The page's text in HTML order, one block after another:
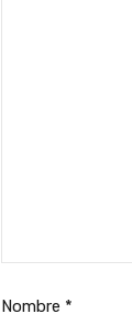
Nombre *